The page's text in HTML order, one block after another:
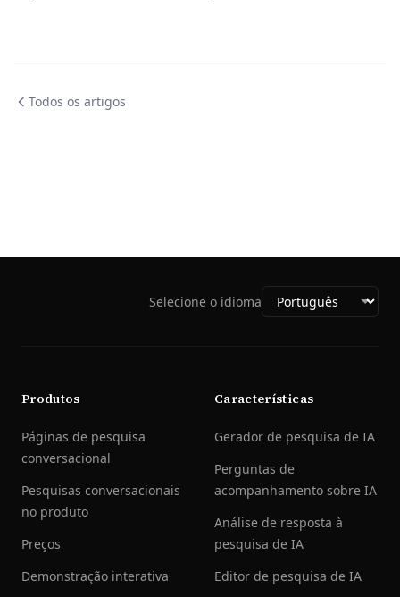
Todos os artigos
Selecione o idioma
Produtos
Páginas de pesquisa
conversacional
Pesquisas conversacionais
no produto
Preços
Demonstração interativa
Características
Gerador de pesquisa de IA
Perguntas de
acompanhamento sobre IA
Análise de resposta à
pesquisa de IA
Editor de pesquisa de IA